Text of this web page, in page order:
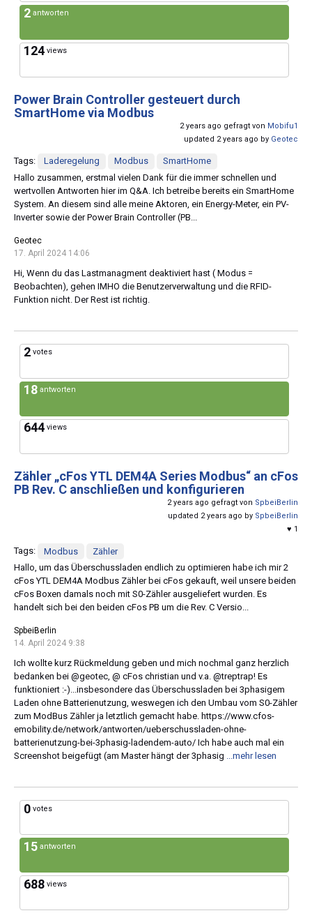
2 antworten
124 views
Power Brain Controller gesteuert durch
SmartHome via Modbus
2 years ago gefragt von Mobifu1
updated 2 years ago by Geotec
Tags: Laderegelung Modbus
SmartHome
Hallo zusammen, erstmal vielen Dank für die immer schnellen und
wertvollen Antworten hier im Q&A. Ich betreibe bereits ein SmartHome
System. An diesem sind alle meine Aktoren, ein Energy-Meter, ein PV-
Inverter sowie der Power Brain Controller (PB...
Geotec
17. April 2024 14:06
Hi, Wenn du das Lastmanagment deaktiviert hast ( Modus =
Beobachten), gehen IMHO die Benutzerverwaltung und die RFID-
Funktion nicht. Der Rest ist richtig.
2 votes
18 antworten
644 views
Zähler „cFos YTL DEM4A Series Modbus“ an cFos
PB Rev. C anschließen und konfigurieren
2 years ago gefragt von SpbeiBerlin
updated 2 years ago by SpbeiBerlin
♥ 1
Tags: Modbus
Zähler
Hallo, um das Überschussladen endlich zu optimieren habe ich mir 2
cFos YTL DEM4A Modbus Zähler bei cFos gekauft, weil unsere beiden
cFos Boxen damals noch mit S0-Zähler ausgeliefert wurden. Es
handelt sich bei den beiden cFos PB um die Rev. C Versio...
SpbeiBerlin
14. April 2024 9:38
Ich wollte kurz Rückmeldung geben und mich nochmal ganz herzlich
bedanken bei @geotec, @ cFos christian und v.a. @treptrap! Es
funktioniert :-)...insbesondere das Überschussladen bei 3phasigem
Laden ohne Batterienutzung, weswegen ich den Umbau vom S0-Zähler
zum ModBus Zähler ja letztlich gemacht habe. https://www.cfos-
emobility.de/network/antworten/ueberschussladen-ohne-
batterienutzung-bei-3phasig-ladendem-auto/ Ich habe auch mal ein
Screenshot beigefügt (am Master hängt der 3phasig ...mehr lesen
0 votes
15 antworten
688 views